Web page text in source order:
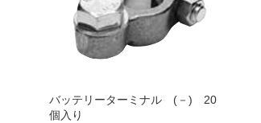
バッテリーターミナル (－) 20
個入り